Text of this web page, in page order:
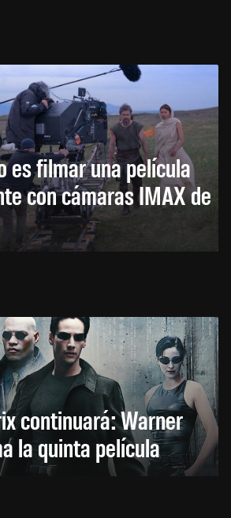
es filmar una película
con cámaras IMAX de
continuará: Warner
la quinta película